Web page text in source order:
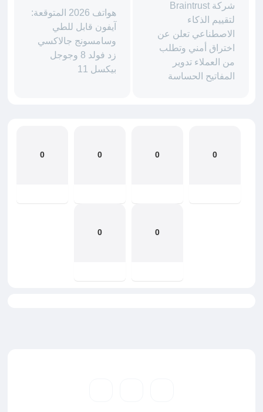
هواتف 2026 المتوقعة:
آيفون قابل للطي
وسامسونج جالاكسي
زد فولد 8 وجوجل
بيكسل 11
شركة Braintrust
لتقييم الذكاء
الاصطناعي تعلن عن
اختراق أمني وتطلب
من العملاء تدوير
المفاتيح الحساسة
0
0
0
0
0
0